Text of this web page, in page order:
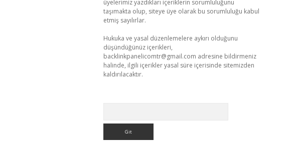
üyelerimiz yazdıkları içeriklerin sorumluluğunu
taşımakta olup, siteye üye olarak bu sorumluluğu kabul
etmiş sayılırlar.
Hukuka ve yasal düzenlemelere aykırı olduğunu
düşündüğünüz içerikleri,
backlinkpanelicomtr@gmail.com adresine bildirmeniz
halinde, ilgili içerikler yasal süre içerisinde sitemizden
kaldırılacaktır.